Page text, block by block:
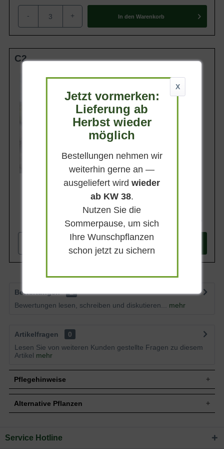
halbschattigen Standort. Zusätzlich
winterfest bis zu -28,8 Grad Celsius
- + In den Warenkorb
C2
Wuchsendhöhe
Belaubung
Sommergrün
Blüte
Purpurrot
Blütezeit
+ In den
Bewertungen
2
Bewertungen lesen, schreiben und diskutieren...
mehr
Artikelfragen
0
Lesen Sie von weiteren Kunden gestellte Fragen zu diesem
Artikel mehr
Pflegehinweise
Pflanz- und Pflegetipps Geranium phaeum
Alternative Pflanzen
Sie suchen eine Alternative?
X
Jetzt vormerken:
Lieferung ab
Herbst wieder
möglich
Bestellungen nehmen wir
weiterhin gerne an —
ausgeliefert wirdwieder
ab KW 38.
Nutzen Sie die
Sommerpause, um sich
Ihre Wunschpflanzen
schon jetzt zu sichern
Service Hotline